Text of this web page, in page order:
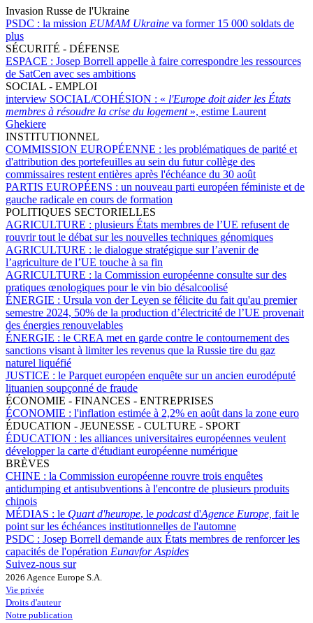
Invasion Russe de l'Ukraine
PSDC : la mission EUMAM Ukraine va former 15 000 soldats de
plus
SÉCURITÉ - DÉFENSE
ESPACE : Josep Borrell appelle à faire correspondre les ressources
de SatCen avec ses ambitions
SOCIAL - EMPLOI
interview SOCIAL/COHÉSION : « l'Europe doit aider les États
membres à résoudre la crise du logement », estime Laurent
Ghekiere
INSTITUTIONNEL
COMMISSION EUROPÉENNE : les problématiques de parité et
d'attribution des portefeuilles au sein du futur collège des
commissaires restent entières après l'échéance du 30 août
PARTIS EUROPÉENS : un nouveau parti européen féministe et de
gauche radicale en cours de formation
POLITIQUES SECTORIELLES
AGRICULTURE : plusieurs États membres de l’UE refusent de
rouvrir tout le débat sur les nouvelles techniques génomiques
AGRICULTURE : le dialogue stratégique sur l’avenir de
l’agriculture de l’UE touche à sa fin
AGRICULTURE : la Commission européenne consulte sur des
pratiques œnologiques pour le vin bio désalcoolisé
ÉNERGIE : Ursula von der Leyen se félicite du fait qu'au premier
semestre 2024, 50% de la production d’électricité de l’UE provenait
des énergies renouvelables
ÉNERGIE : le CREA met en garde contre le contournement des
sanctions visant à limiter les revenus que la Russie tire du gaz
naturel liquéfié
JUSTICE : le Parquet européen enquête sur un ancien eurodéputé
lituanien soupçonné de fraude
ÉCONOMIE - FINANCES - ENTREPRISES
ÉCONOMIE : l'inflation estimée à 2,2% en août dans la zone euro
ÉDUCATION - JEUNESSE - CULTURE - SPORT
ÉDUCATION : les alliances universitaires européennes veulent
développer la carte d'étudiant européenne numérique
BRÈVES
CHINE : la Commission européenne rouvre trois enquêtes
antidumping et antisubventions à l'encontre de plusieurs produits
chinois
MÉDIAS : le Quart d'heurope, le podcastd'Agence Europe, fait le
point sur les échéances institutionnelles de l'automne
PSDC : Josep Borrell demande aux États membres de renforcer les
capacités de l'opération Eunavfor Aspides
Suivez-nous sur
2026 Agence Europe S.A.
Vie privée
Droits d'auteur
Notre publication